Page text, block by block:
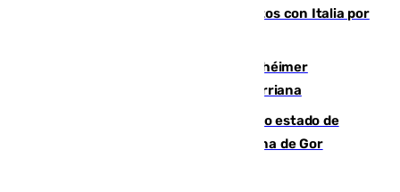
restablecimiento de controles fronterizos con Italia por
Hallan sin vida al granadino con Alzhéimer
desaparecido hace una semana en Churriana
Encuentran un cadáver en avanzado estado de
descomposición en la localidad granadina de Gor